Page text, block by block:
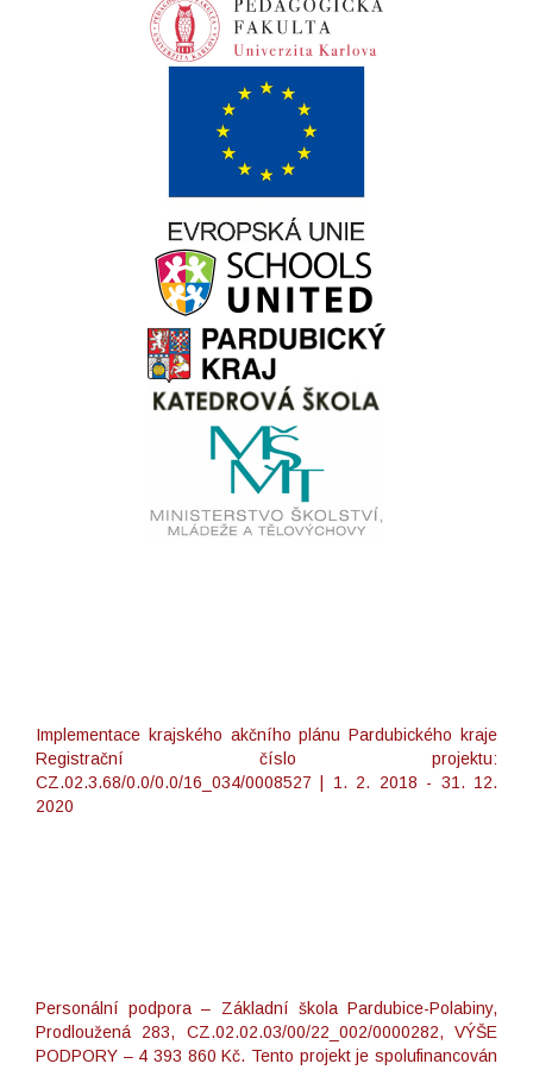
Implementace krajského akčního plánu Pardubického kraje
Registrační číslo projektu:
CZ.02.3.68/0.0/0.0/16_034/0008527 | 1. 2. 2018 - 31. 12.
2020
Personální podpora – Základní škola Pardubice-Polabiny,
Prodloužená 283, CZ.02.02.03/00/22_002/0000282, VÝŠE
PODPORY – 4 393 860 Kč. Tento projekt je spolufinancován